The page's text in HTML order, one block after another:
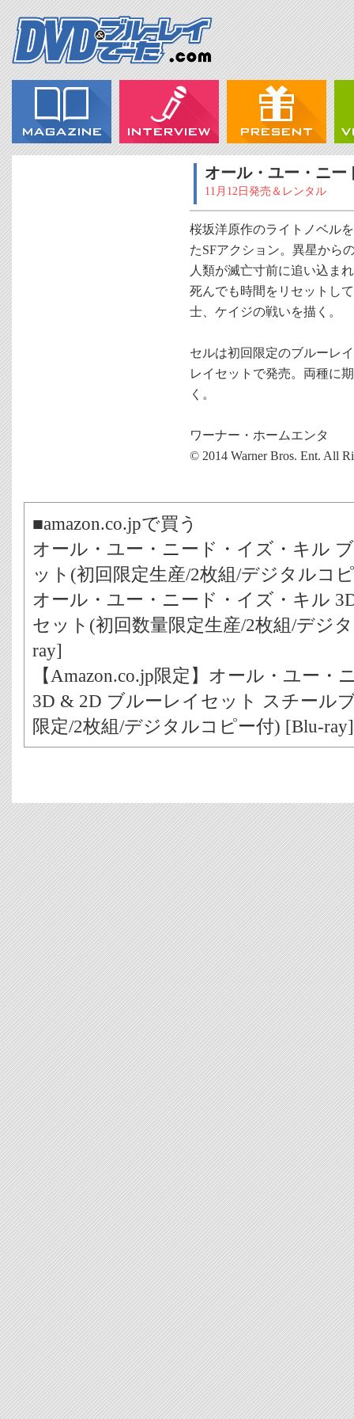
オール・ユー・ニー
11月12日発売＆レンタル
桜坂洋原作のライトノベル
たSFアクション。異星から
人類が滅亡寸前に追い込ま
死んでも時間をリセットし
士、ケイジの戦いを描く。
セルは初回限定のブルーレ
レイセットで発売。両種に
く。
ワーナー・ホームエンタ
© 2014 Warner Bros. Ent. All
■amazon.co.jpで買う
オール・ユー・ニード・イズ・キル
ット(初回限定生産/2枚組/デジタルコ
オール・ユー・ニード・イズ・キル
セット(初回数量限定生産/2枚組/デジ
ray]
【Amazon.co.jp限定】オール・ユー・
3D & 2D ブルーレイセット スチール
限定/2枚組/デジタルコピー付) [Blu-ray]